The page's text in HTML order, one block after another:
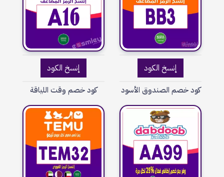
إنسخ الكود
كود خصم الصندوق الأسود
إنسخ الكود
كود خصم وقت اللياقة